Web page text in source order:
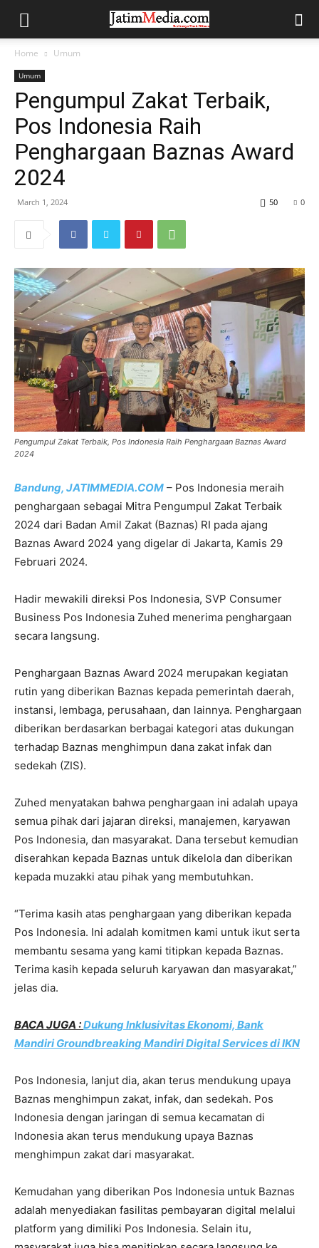
Home Umum
Umum
Pengumpul Zakat Terbaik,
Pos Indonesia Raih
Penghargaan Baznas Award
2024
March 1, 2024 0
50
Pengumpul Zakat Terbaik, Pos Indonesia Raih Penghargaan Baznas Award
2024
Bandung, JATIMMEDIA.COM – Pos Indonesia meraih
penghargaan sebagai Mitra Pengumpul Zakat Terbaik
2024 dari Badan Amil Zakat (Baznas) RI pada ajang
Baznas Award 2024 yang digelar di Jakarta, Kamis 29
Februari 2024.
Hadir mewakili direksi Pos Indonesia, SVP Consumer
Business Pos Indonesia Zuhed menerima penghargaan
secara langsung.
Penghargaan Baznas Award 2024 merupakan kegiatan
rutin yang diberikan Baznas kepada pemerintah daerah,
instansi, lembaga, perusahaan, dan lainnya. Penghargaan
diberikan berdasarkan berbagai kategori atas dukungan
terhadap Baznas menghimpun dana zakat infak dan
sedekah (ZIS).
Zuhed menyatakan bahwa penghargaan ini adalah upaya
semua pihak dari jajaran direksi, manajemen, karyawan
Pos Indonesia, dan masyarakat. Dana tersebut kemudian
diserahkan kepada Baznas untuk dikelola dan diberikan
kepada muzakki atau pihak yang membutuhkan.
“Terima kasih atas penghargaan yang diberikan kepada
Pos Indonesia. Ini adalah komitmen kami untuk ikut serta
membantu sesama yang kami titipkan kepada Baznas.
Terima kasih kepada seluruh karyawan dan masyarakat,”
jelas dia.
BACA JUGA :Dukung Inklusivitas Ekonomi, Bank
Mandiri Groundbreaking Mandiri Digital Services di IKN
Pos Indonesia, lanjut dia, akan terus mendukung upaya
Baznas menghimpun zakat, infak, dan sedekah. Pos
Indonesia dengan jaringan di semua kecamatan di
Indonesia akan terus mendukung upaya Baznas
menghimpun zakat dari masyarakat.
Kemudahan yang diberikan Pos Indonesia untuk Baznas
adalah menyediakan fasilitas pembayaran digital melalui
platform yang dimiliki Pos Indonesia. Selain itu,